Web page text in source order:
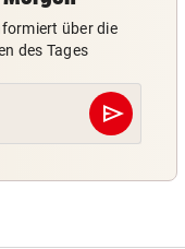
über die
des Tages
send
Abschicken